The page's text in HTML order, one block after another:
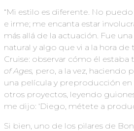
“Mi estilo es diferente. No
e irme; me encanta estar
más allá de la actuación. Fue
natural y algo que vi a la hora de
Cruise: observar cómo él
of Ages, pero, a la vez, haciendo
una película y preproducción en
otros proyectos, leyendo
me dijo: ‘Diego, métete a
Si bien, uno de los pilares de